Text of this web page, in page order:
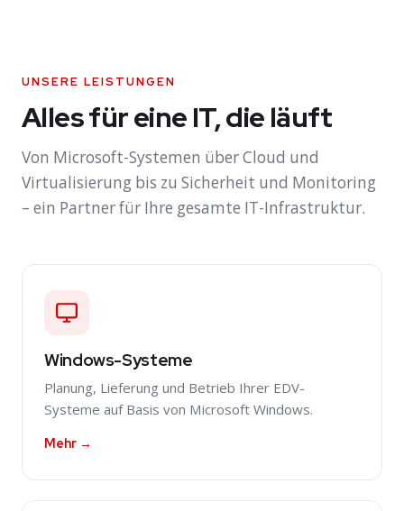
UNSERE LEISTUNGEN
Alles für eine IT, die läuft
Von Microsoft-Systemen über Cloud und
Virtualisierung bis zu Sicherheit und Monitoring
– ein Partner für Ihre gesamte IT-Infrastruktur.
Windows-Systeme
Planung, Lieferung und Betrieb Ihrer EDV-
Systeme auf Basis von Microsoft Windows.
Mehr →